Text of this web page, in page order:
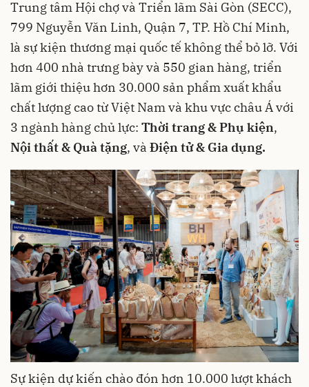
Trung tâm Hội chợ và Triển lãm Sài Gòn (SECC),
799 Nguyễn Văn Linh, Quận 7, TP. Hồ Chí Minh,
là sự kiện thương mại quốc tế không thể bỏ lỡ. Với
hơn 400 nhà trưng bày và 550 gian hàng, triển
lãm giới thiệu hơn 30.000 sản phẩm xuất khẩu
chất lượng cao từ Việt Nam và khu vực châu Á với
3 ngành hàng chủ lực: Thời trang & Phụ kiện,
Nội thất & Quà tặng, và Điện tử & Gia dụng.
Sự kiện dự kiến chào đón hơn 10.000 lượt khách